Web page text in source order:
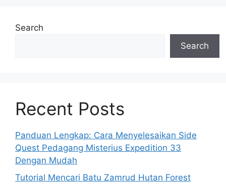
Search
Search
Recent Posts
Panduan Lengkap: Cara Menyelesaikan Side
Quest Pedagang Misterius Expedition 33
Dengan Mudah
Tutorial Mencari Batu Zamrud Hutan Forest